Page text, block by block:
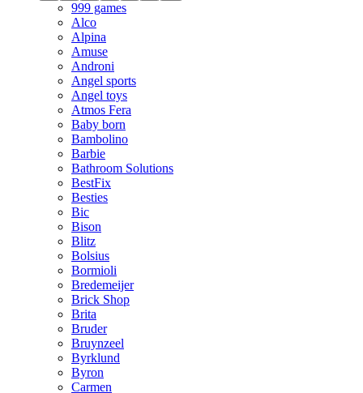
999 games
Alco
Alpina
Amuse
Androni
Angel sports
Angel toys
Atmos Fera
Baby born
Bambolino
Barbie
Bathroom Solutions
BestFix
Besties
Bic
Bison
Blitz
Bolsius
Bormioli
Bredemeijer
Brick Shop
Brita
Bruder
Bruynzeel
Byrklund
Byron
Carmen